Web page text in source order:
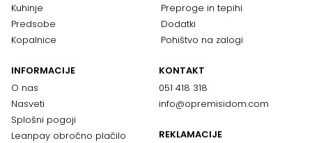
Kuhinje
Predsobe
Kopalnice
Preproge in tepihi
Dodatki
Pohištvo na zalogi
INFORMACIJE
O nas
Nasveti
Splošni pogoji
Leanpay obročno plačilo
KONTAKT
051 418 318
info@opremisidom.com
REKLAMACIJE